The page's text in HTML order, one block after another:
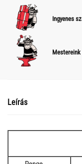
Ingyenes
Leírás